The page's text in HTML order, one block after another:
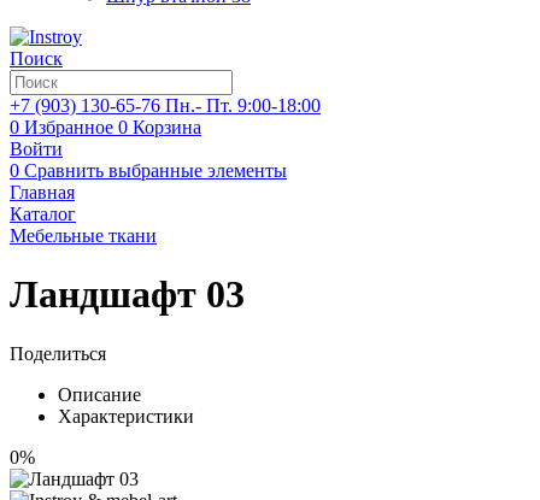
Поиск
+7 (903) 130-65-76 Пн.- Пт. 9:00-18:00
0 Избранное 0 Корзина
Войти
0 Сравнить выбранные элементы
Главная
Каталог
Мебельные ткани
Ландшафт 03
Поделиться
Описание
Характеристики
0%